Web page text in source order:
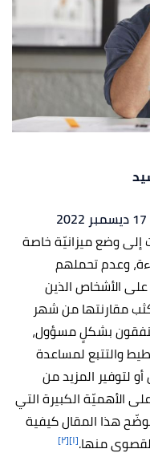
إلى وضع ميزانيّة خاصة
وعدم تحملهم
الأشخاص الذين
مقارنتها من شهر
ينفقون بشكلٍ مسؤول،
والتتبع لمساعدة
لتوفير المزيد من
على الأهميّة الكبيرة التي
هذا المقال كيفية
منها.[١] [٢]